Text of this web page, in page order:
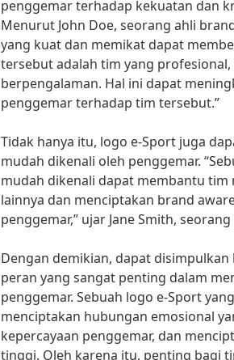
penggemar terhadap kekuatan dan
Menurut John Doe, seorang ahli
yang kuat dan memikat dapat
tersebut adalah tim yang
berpengalaman. Hal ini dapat
penggemar terhadap tim tersebut.”
Tidak hanya itu, logo e-Sport juga
mudah dikenali oleh penggemar.
mudah dikenali dapat membantu
lainnya dan menciptakan brand
penggemar,” ujar Jane Smith,
Dengan demikian, dapat
peran yang sangat penting dalam
penggemar. Sebuah logo e-Sport
menciptakan hubungan emosional
kepercayaan penggemar, dan
tinggi. Oleh karena itu, penting bagi